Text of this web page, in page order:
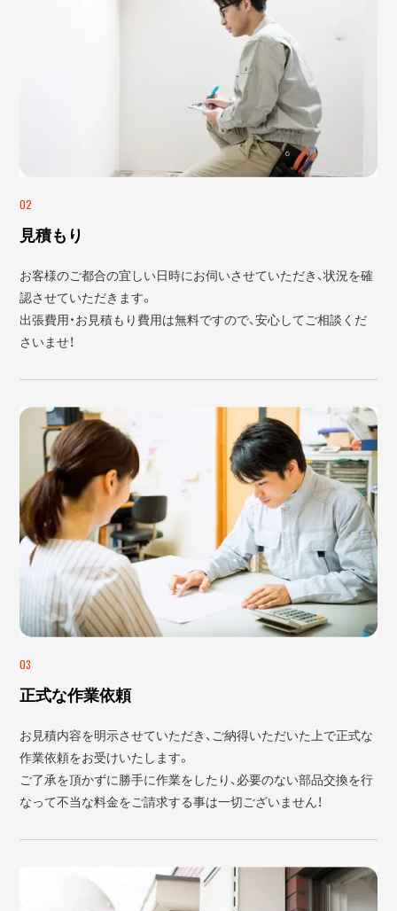
02
見積もり
お客様のご都合の宜しい日時にお伺いさせていただき、状況を確
認させていただきます。
出張費用・お見積もり費用は無料ですので、安心してご相談くだ
さいませ！
03
正式な作業依頼
お見積内容を明示させていただき、ご納得いただいた上で正式な
作業依頼をお受けいたします。
ご了承を頂かずに勝手に作業をしたり、必要のない部品交換を行
なって不当な料金をご請求する事は一切ございません！